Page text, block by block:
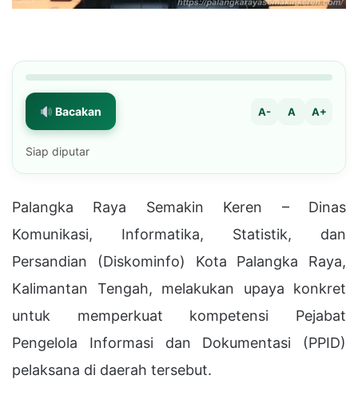
Bacakan A- A A+
Siap diputar
Palangka Raya Semakin Keren – Dinas
Komunikasi, Informatika, Statistik, dan
Persandian (Diskominfo) Kota Palangka Raya,
Kalimantan Tengah, melakukan upaya konkret
untuk memperkuat kompetensi Pejabat
Pengelola Informasi dan Dokumentasi (PPID)
pelaksana di daerah tersebut.